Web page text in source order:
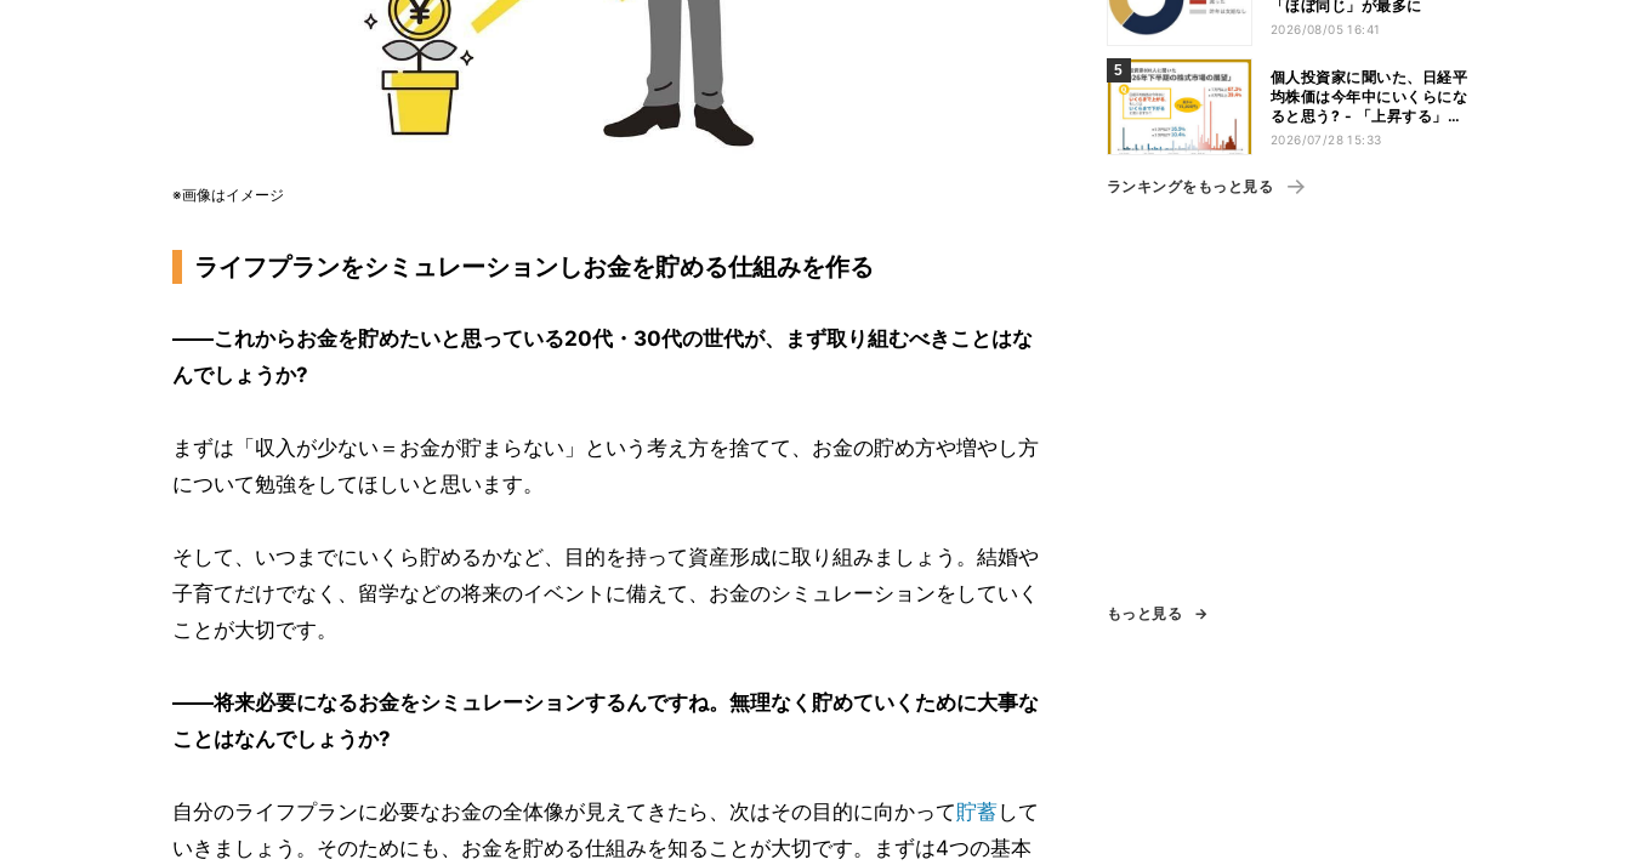
※画像はイメージ
ライフプランをシミュレーションしお金を貯める仕組みを作る
――これからお金を貯めたいと思っている20代・30代の世代が、まず取り組むべきことはな
んでしょうか?
まずは「収入が少ない＝お金が貯まらない」という考え方を捨てて、お金の貯め方や増やし方
について勉強をしてほしいと思います。
そして、いつまでにいくら貯めるかなど、目的を持って資産形成に取り組みましょう。結婚や
子育てだけでなく、留学などの将来のイベントに備えて、お金のシミュレーションをしていく
ことが大切です。
――将来必要になるお金をシミュレーションするんですね。無理なく貯めていくために大事な
ことはなんでしょうか?
自分のライフプランに必要なお金の全体像が見えてきたら、次はその目的に向かって貯蓄して
いきましょう。そのためにも、お金を貯める仕組みを知ることが大切です。まずは4つの基本
「ほぼ同じ」が最多に
2026/08/05 16:41
個人投資家に聞いた、日経平
均株価は今年中にいくらにな
ると思う? - 「上昇する」は
7割、最多予想は
2026/07/28 15:33
ランキングをもっと見る
もっと見る